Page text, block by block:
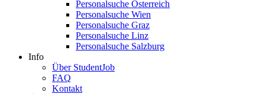
Personalsuche Österreich
Personalsuche Wien
Personalsuche Graz
Personalsuche Linz
Personalsuche Salzburg
Info
Über StudentJob
FAQ
Kontakt